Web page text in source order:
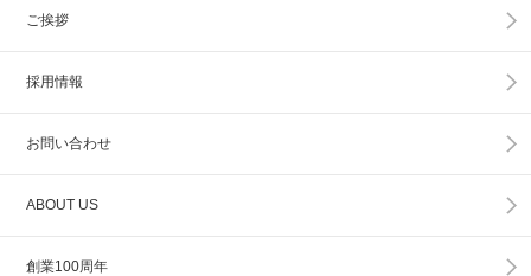
ご挨拶
採用情報
お問い合わせ
ABOUT US
創業100周年